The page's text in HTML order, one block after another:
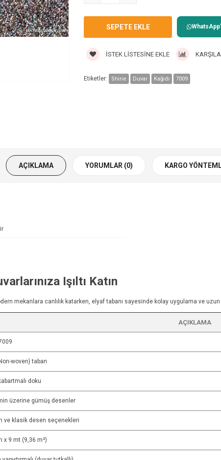
İSTEK LISTESINE EKLE
Etiketler: Shine Duvar Kağıdı 7009
AÇIKLAMA YORUMLAR (0) KARGO
Işıltı Katın
mekanlara canlılık katarken, elyaf tabanı sayesinde kolay uygulama ve
AÇIKLAMA
woven) taban
doku
üzerine gümüş desenler
ve klasik desen seçenekleri
x 9 mt (9,36 m²)